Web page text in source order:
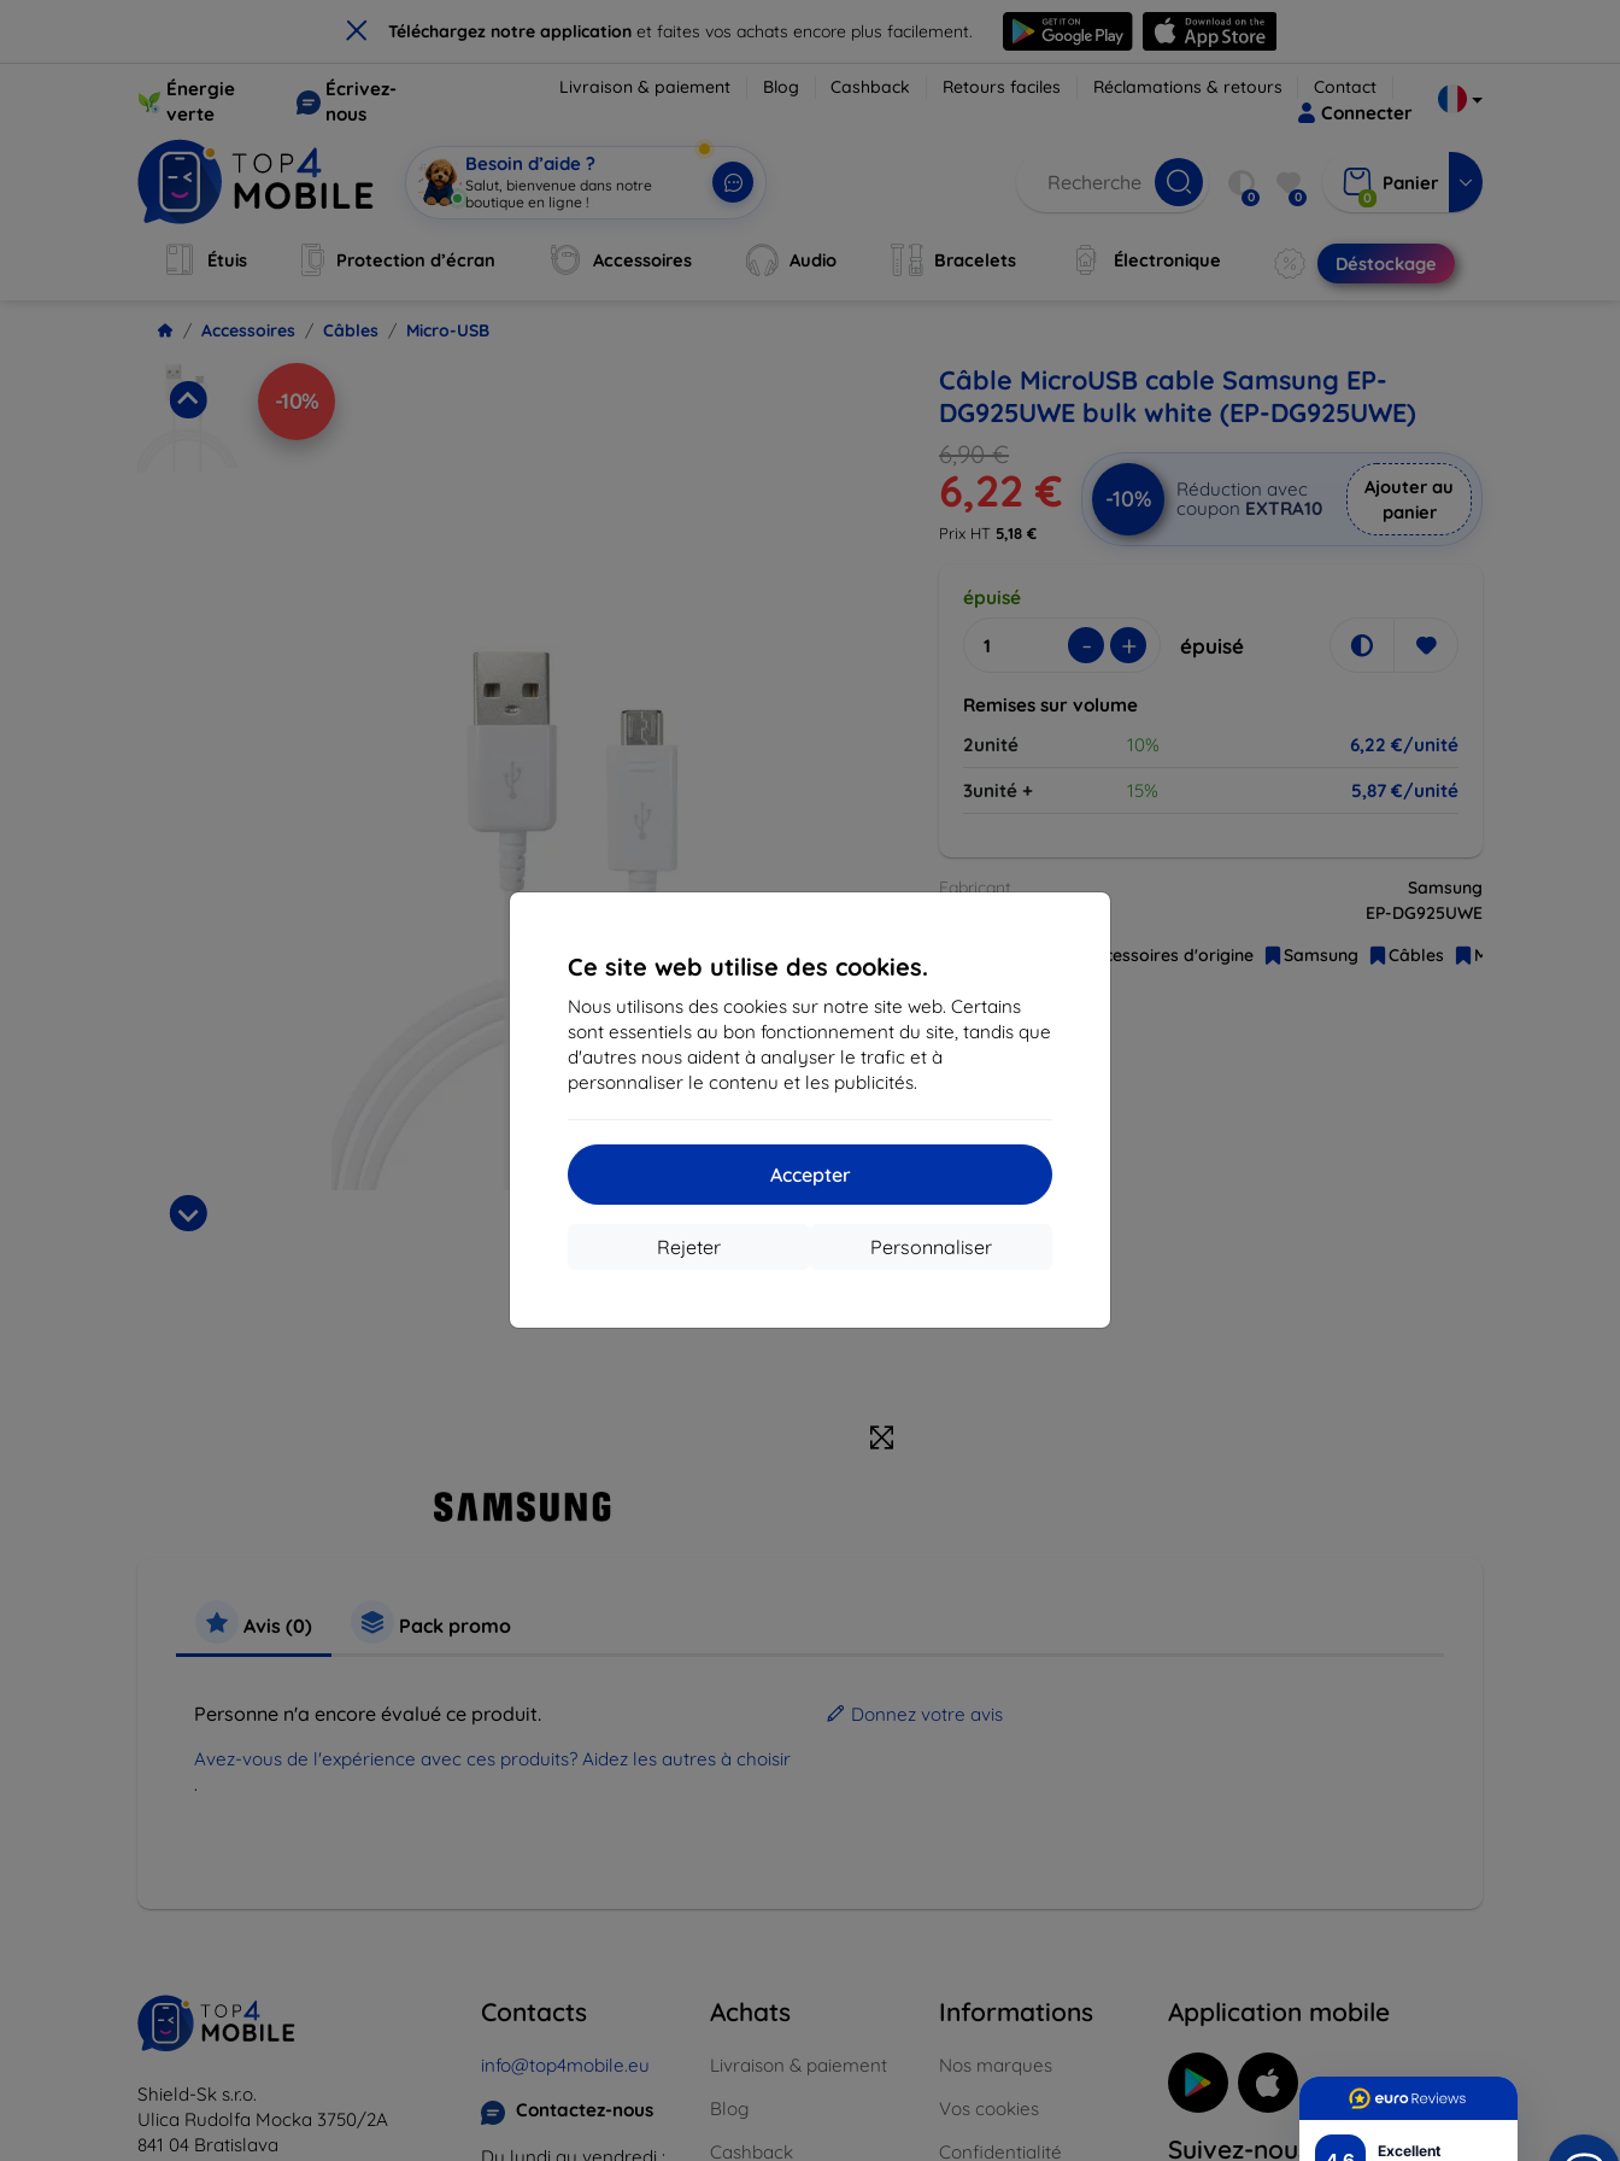
× Téléchargez notre application et faites vos achats encore plus facilement.
Excellent
Ce site web utilise des cookies.
Nous utilisons des cookies sur notre site web. Certains
sont essentiels au bon fonctionnement du site, tandis que
d'autres nous aident à analyser le trafic et à
personnaliser le contenu et les publicités.
Accepter
Personnaliser
Rejeter
Énergie
verte
Écrivez-
nous
Livraison & paiement Blog Cashback Retours faciles Réclamations & retours Contact
Connecter
Besoin d’aide ?
Salut, bienvenue dans notre
boutique en ligne !
0 0 0
Panier
Étuis Protection d’écran Accessoires Audio Bracelets Électronique Déstockage
Accessoires Câbles Micro-USB
-10%
Câble MicroUSB cable Samsung EP-
DG925UWE bulk white (EP-DG925UWE)
6,90 €
6,22 €
Prix HT 5,18 €
-10%
Réduction avec
coupon EXTRA10
Ajouter au
panier
épuisé
- + épuisé
Remises sur volume
2unité
10%
6,22 €/unité
3unité +
15% 5,87 €/unité
Fabricant
Samsung
EP-DG925UWE
Accessoires d'origine Samsung Câbles Micro-USB
Avis (0) Pack promo
Personne n'a encore évalué ce produit.
Avez-vous de l'expérience avec ces produits? Aidez les autres à choisir
.
Donnez votre avis
Shield-Sk s.r.o.
Ulica Rudolfa Mocka 3750/2A
841 04 Bratislava
Contacts
info@top4mobile.eu
Contactez-nous
Du lundi au vendredi :
Achats
Livraison & paiement
Blog
Cashback
Informations
Nos marques
Vos cookies
Confidentialité
Application mobile
Suivez-nous